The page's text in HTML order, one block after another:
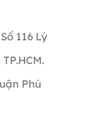
116 Lý
Phú